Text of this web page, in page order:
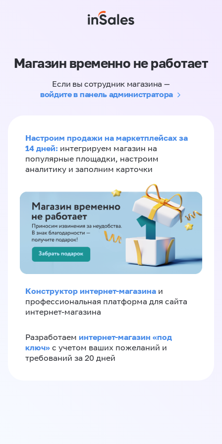
Магазин временно не работает
Если вы сотрудник магазина —
войдите в панель администратора
Настроим продажи на маркетплейсах за
14 дней: интегрируем магазин на
популярные площадки, настроим
аналитику и заполним карточки
Конструктор интернет-магазина и
профессиональная платформа для сайта
интернет-магазина
Разработаем интернет-магазин «‎под
ключ»‎ с учетом ваших пожеланий и
требований за 20 дней